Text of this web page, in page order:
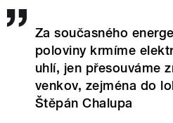
Za současného
poloviny krmíme
uhlí, jen přesouváme
venkov, zejména do
Štěpán Chalupa